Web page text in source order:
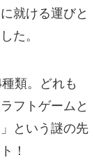
就ける運びと
た。
類。どれも
フトゲームと
という謎の先
！